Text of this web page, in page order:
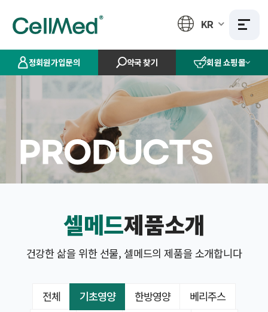
정회원가입문의 약국 찾기 회원 쇼핑몰
KR
PRODUCTS
셀메드제품소개
건강한 삶을 위한 선물, 셀메드의 제품을 소개합니다
전체 기초영양 한방영양
베리주스